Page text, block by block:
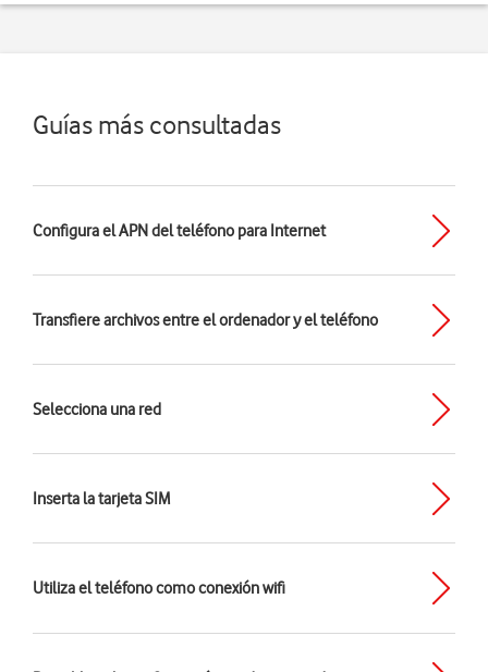
Guías más consultadas
Configura el APN del teléfono para Internet
Transfiere archivos entre el ordenador y el teléfono
Selecciona una red
Inserta la tarjeta SIM
Utiliza el teléfono como conexión wifi